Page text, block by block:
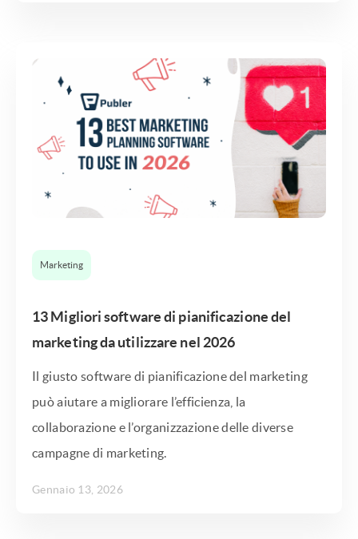
Marketing
13 Migliori software di pianificazione del
marketing da utilizzare nel 2026
Il giusto software di pianificazione del marketing
può aiutare a migliorare l’efficienza, la
collaborazione e l’organizzazione delle diverse
campagne di marketing.
Gennaio 13, 2026